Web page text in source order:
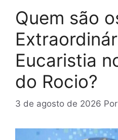
Quem são
Eucaristia
do Rocio?
3 de agosto de 2026 Por